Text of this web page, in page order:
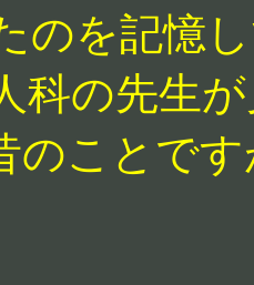
のを記憶
科の先生
のことで